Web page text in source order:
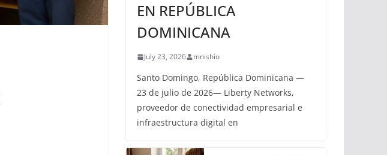
EN REPÚBLICA
DOMINICANA
July 23, 2026 mnishio
Santo Domingo, República Dominicana —
23 de julio de 2026— Liberty Networks,
proveedor de conectividad empresarial e
infraestructura digital en